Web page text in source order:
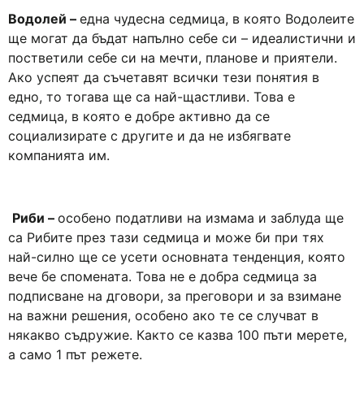
Водолей – една чудесна седмица, в която Водолеите
ще могат да бъдат напълно себе си – идеалистични и
постветили себе си на мечти, планове и приятели.
Ако успеят да съчетавят всички тези понятия в
едно, то тогава ще са най-щастливи. Това е
седмица, в която е добре активно да се
социализирате с другите и да не избягвате
компанията им.
Риби – особено податливи на измама и заблуда ще
са Рибите през тази седмица и може би при тях
най-силно ще се усети основната тенденция, която
вече бе спомената. Това не е добра седмица за
подписване на дговори, за преговори и за взимане
на важни решения, особено ако те се случват в
някакво съдружие. Както се казва 100 пъти мерете,
а само 1 път режете.